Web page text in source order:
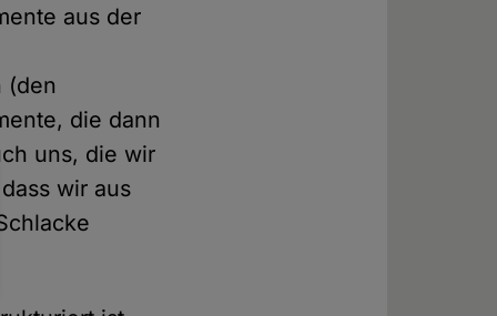
aus der
(den
die dann
uns, die wir
wir aus